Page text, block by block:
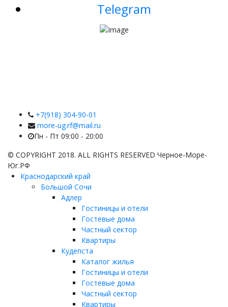
Telegram
+7(918) 304-90-01
more-ug.rf@mail.ru
Пн - Пт 09:00 - 20:00
© COPYRIGHT 2018. ALL RIGHTS RESERVED Черное-Море-
Юг.РФ
Краснодарский край
Большой Сочи
Адлер
Гостиницы и отели
Гостевые дома
Частный сектор
Квартиры
Кудепста
Каталог жилья
Гостиницы и отели
Гостевые дома
Частный сектор
Квартиры